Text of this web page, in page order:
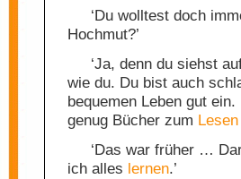
‘Du wolltest doch
Hochmut?’
‘Ja, denn du siehst
wie du. Du bist auch
bequemen Leben gut
genug Bücher zum Lesen
‘Das war früher …
ich alles lernen.’